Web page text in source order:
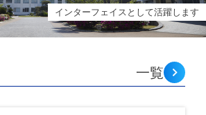
インターフェイスとして活躍します
一覧